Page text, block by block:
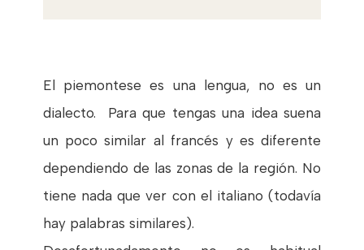
El piemontese es una lengua, no es un
dialecto. Para que tengas una idea suena
un poco similar al francés y es diferente
dependiendo de las zonas de la región. No
tiene nada que ver con el italiano (todavía
hay palabras similares).